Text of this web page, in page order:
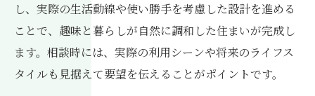
し、実際の生活動線や使い勝手を考慮した設計を進める
ことで、趣味と暮らしが自然に調和した住まいが完成し
ます。相談時には、実際の利用シーンや将来のライフス
タイルも見据えて要望を伝えることがポイントです。